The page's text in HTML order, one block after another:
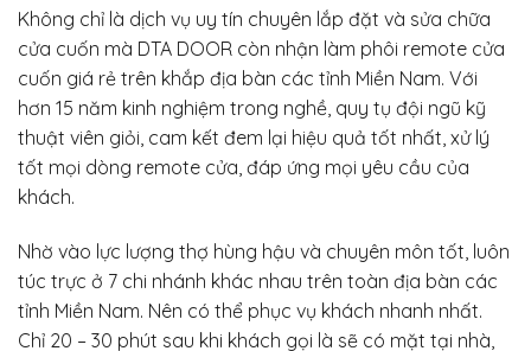
Không chỉ là dịch vụ uy tín chuyên lắp đặt và sửa chữa
cửa cuốn mà DTA DOOR còn nhận làm phôi remote cửa
cuốn giá rẻ trên khắp địa bàn các tỉnh Miền Nam. Với
hơn 15 năm kinh nghiệm trong nghề, quy tụ đội ngũ kỹ
thuật viên giỏi, cam kết đem lại hiệu quả tốt nhất, xử lý
tốt mọi dòng remote cửa, đáp ứng mọi yêu cầu của
khách.
Nhờ vào lực lượng thợ hùng hậu và chuyên môn tốt, luôn
túc trực ở 7 chi nhánh khác nhau trên toàn địa bàn các
tỉnh Miền Nam. Nên có thể phục vụ khách nhanh nhất.
Chỉ 20 – 30 phút sau khi khách gọi là sẽ có mặt tại nhà,